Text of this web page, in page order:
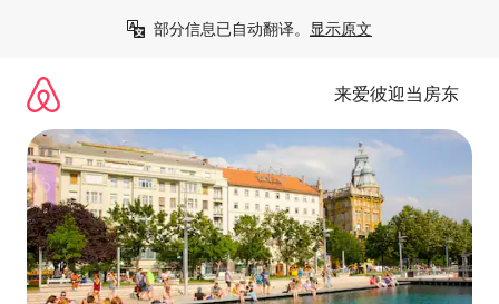
部分信息已自动翻译。 显示原文
来爱彼迎当房东